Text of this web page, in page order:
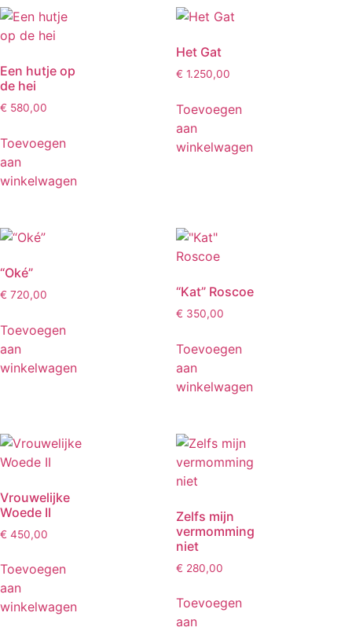
Een hutje op
de hei
€ 580,00
Toevoegen
aan
winkelwagen
Het Gat
€ 1.250,00
Toevoegen
aan
winkelwagen
“Oké”
€ 720,00
Toevoegen
aan
winkelwagen
“Kat” Roscoe
€ 350,00
Toevoegen
aan
winkelwagen
Vrouwelijke
Woede II
€ 450,00
Toevoegen
aan
winkelwagen
Zelfs mijn
vermomming
niet
€ 280,00
Toevoegen
aan